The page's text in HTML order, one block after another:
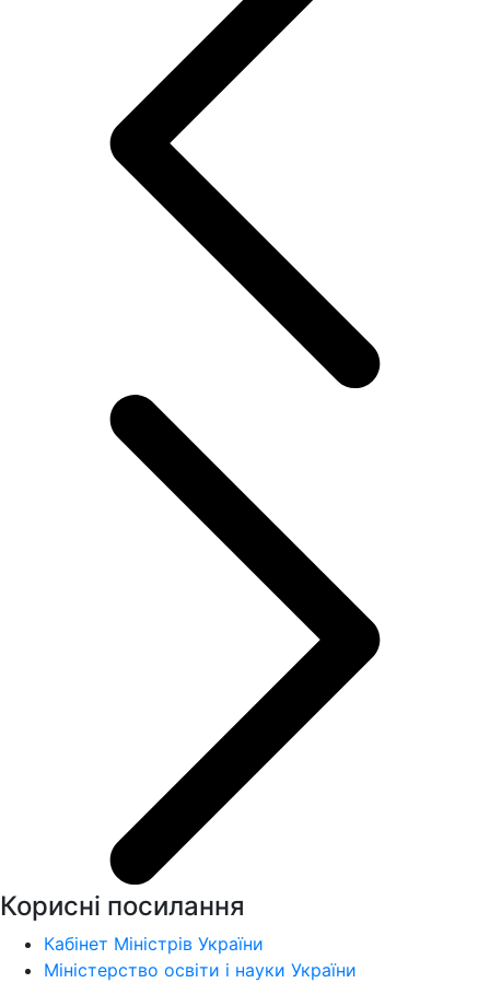
Корисні посилання
Кабінет Міністрів України
Міністерство освіти і науки України